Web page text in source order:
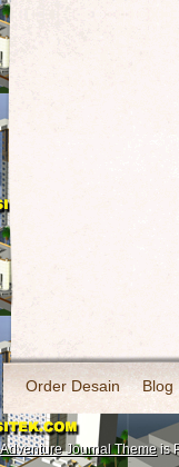
Order Desain Blog
Adventure Journal Themeis